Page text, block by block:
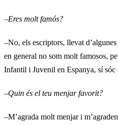
–Eres molt famós?
–No, els escriptors, llevat
en general no som molt famosos,
Infantil i Juvenil en Espanya, sí sóc
–Quin és el teu menjar favorit?
–M’agrada molt menjar i